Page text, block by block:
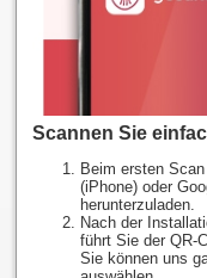
Scannen Sie
Beim ersten
(iPhone) oder
herunterzuladen.
Nach der
führt Sie der QR-
Sie können uns